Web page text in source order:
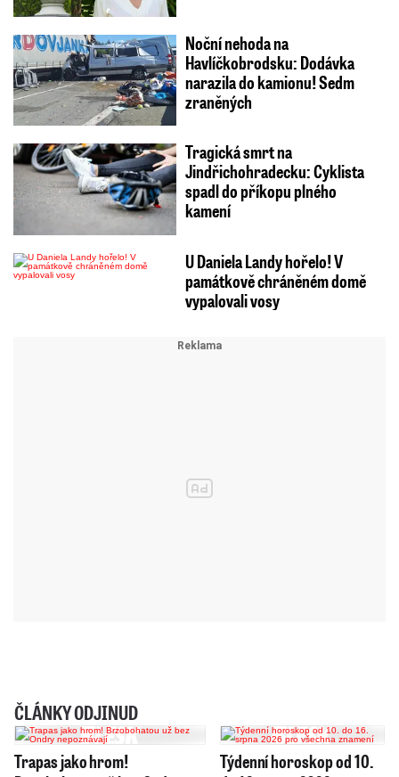
Noční nehoda na
Havlíčkobrodsku: Dodávka
narazila do kamionu! Sedm
zraněných
Tragická smrt na
Jindřichohradecku: Cyklista
spadl do příkopu plného
kamení
U Daniela Landy hořelo! V
památkově chráněném domě
vypalovali vosy
ČLÁNKY ODJINUD
Trapas jako hrom!
Týdenní horoskop od 10.